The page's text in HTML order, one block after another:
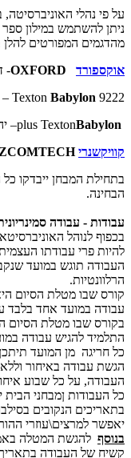
על פי נהלי
ניתן להשתמש במילון ספר
מהדגמים המפורטים להלן
אוקספורד
OXFORD
-
Texton Babylon 9222
Babylon
plus Texton
–
קוויקשנרי
בתחילת המבחן ייבדקו
הבחינה.
עבודות - עבודה
בכפוף לנוהל
להיות פרי עבודתו
העבודה תוגש במועד
הרלוונטיות.
קורס שבו מטלת הסיום
עבודה במועד אחד בלבד
בקורס שבו מטלת הסיום
התלמיד להגיש עבודה
כל חריגה מן המועד
העבודה, על כל שבוע איחור נוסף יורדו 5
כל העבודות ןמבחני
בתאריכים הנקובים
יאפשר למרצים\עוזרי
בנוסף להגשת המטלה
קשיח של העבודה